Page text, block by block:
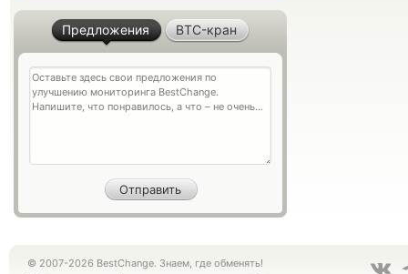
Предложения BTC-кран
© 2007-2026 BestChange. Знаем, где обменять!